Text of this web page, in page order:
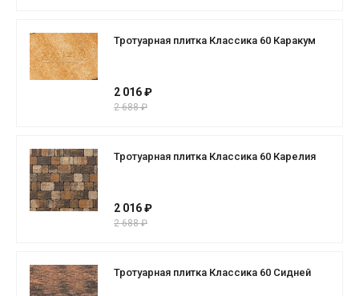
Тротуарная плитка Классика 60 Каракум
2 016 ₽
2 688 ₽
Тротуарная плитка Классика 60 Карелия
2 016 ₽
2 688 ₽
Тротуарная плитка Классика 60 Сидней